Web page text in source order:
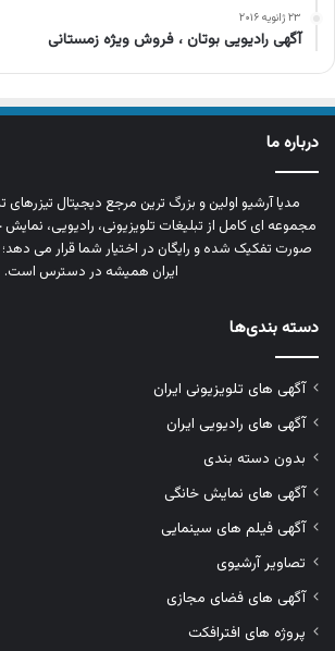
۲۳ ژانویه ۲۰۱۶
آگهی رادیویی بوتان ، فروش ویژه زمستانی
درباره ما
مدیا آرشیو اولین و بزرگ‌ ترین مرجع دیجیتال تیزرهای
مجموعه‌ ای کامل از تبلیغات تلویزیونی، رادیویی، نمایش
صورت تفکیک‌ شده و رایگان در اختیار شما قرار می‌ دهد؛
ایران همیشه در دسترس است.
دسته بندی‌ها
آگهی های تلویزیونی ایران
آگهی های رادیویی ایران
بدون دسته بندی
آگهی های نمایش خانگی
آگهی فیلم های سینمایی
تصاویر آرشیوی
آگهی های فضای مجازی
پروژه های افترافکت